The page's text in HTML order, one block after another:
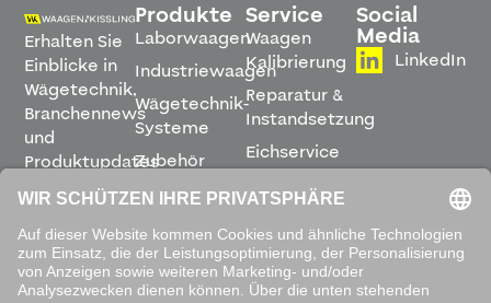
Erhalten Sie
Einblicke in
Wägetechnik,
Branchennews
und
Produktupdates
direkt in
Ihren
Posteingang.
Produkte
Laborwaagen
Industriewaagen
Wägetechnik-
Systeme
Zubehör
Software
Service
Waagen
Kalibrierung
Reparatur &
Instandsetzung
Eichservice
Montage &
Inbetriebnahme
Leihwaagen
&
Mietservice
Social
Media
LinkedIn